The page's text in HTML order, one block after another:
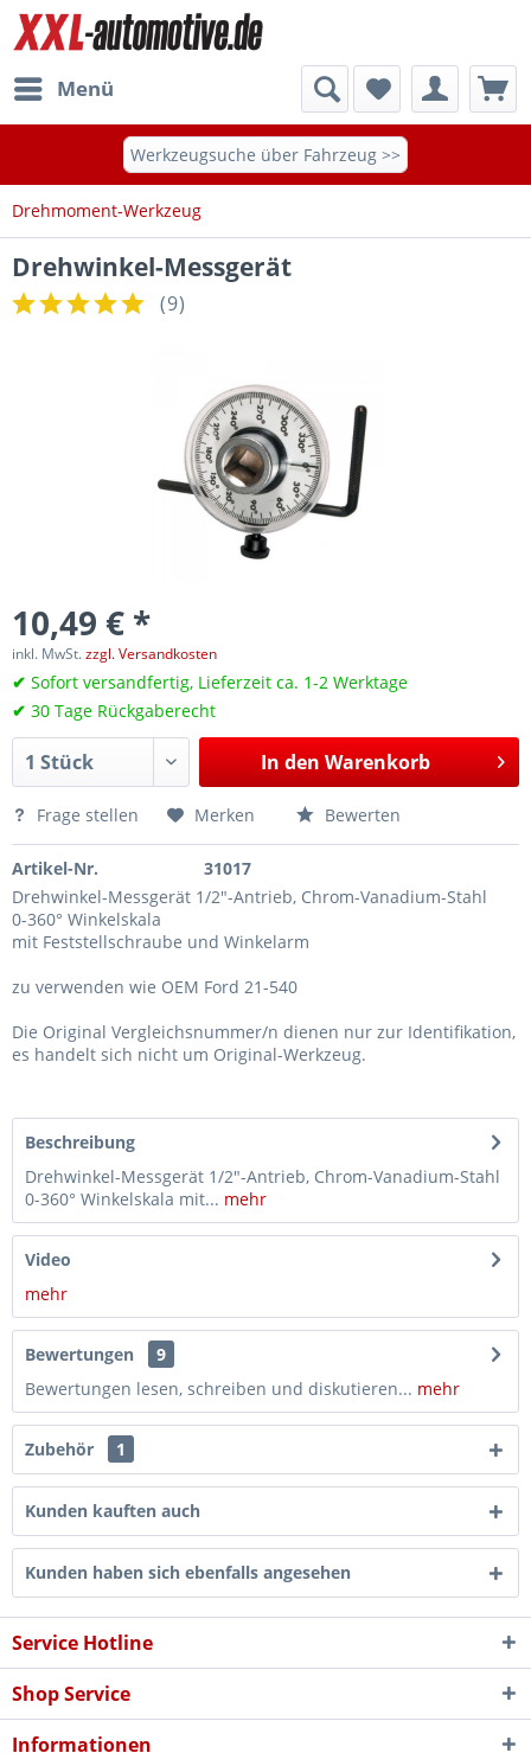
Menü
Werkzeugsuche über Fahrzeug >>
Drehmoment-Werkzeug
Drehwinkel-Messgerät
(9)
10,49 € *
inkl. MwSt.zzgl. Versandkosten
✔ Sofort versandfertig, Lieferzeit ca. 1-2 Werktage
✔ 30 Tage Rückgaberecht
In den Warenkorb
Frage stellen Merken Bewerten
Artikel-Nr.
31017
Drehwinkel-Messgerät 1/2"-Antrieb, Chrom-Vanadium-Stahl
0-360° Winkelskala
mit Feststellschraube und Winkelarm
zu verwenden wie OEM Ford 21-540
Die Original Vergleichsnummer/n dienen nur zur Identifikation,
es handelt sich nicht um Original-Werkzeug.
Beschreibung
Drehwinkel-Messgerät 1/2"-Antrieb, Chrom-Vanadium-Stahl
0-360° Winkelskala mit... mehr
Video
mehr
Bewertungen
9
Bewertungen lesen, schreiben und diskutieren... mehr
Zubehör 1
Kunden kauften auch
Kunden haben sich ebenfalls angesehen
Service Hotline
Shop Service
Informationen